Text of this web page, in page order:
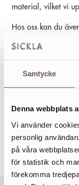
Samtycke
Denna webbplats
Vi använder
personlig
på våra
för statistik och
förekomma
material, vilket vi
Hos oss kan du
Morris & Co,
Guild, Casa Rosa –
Garveri, Jobs och
genom hemsidan,
Läs mer på